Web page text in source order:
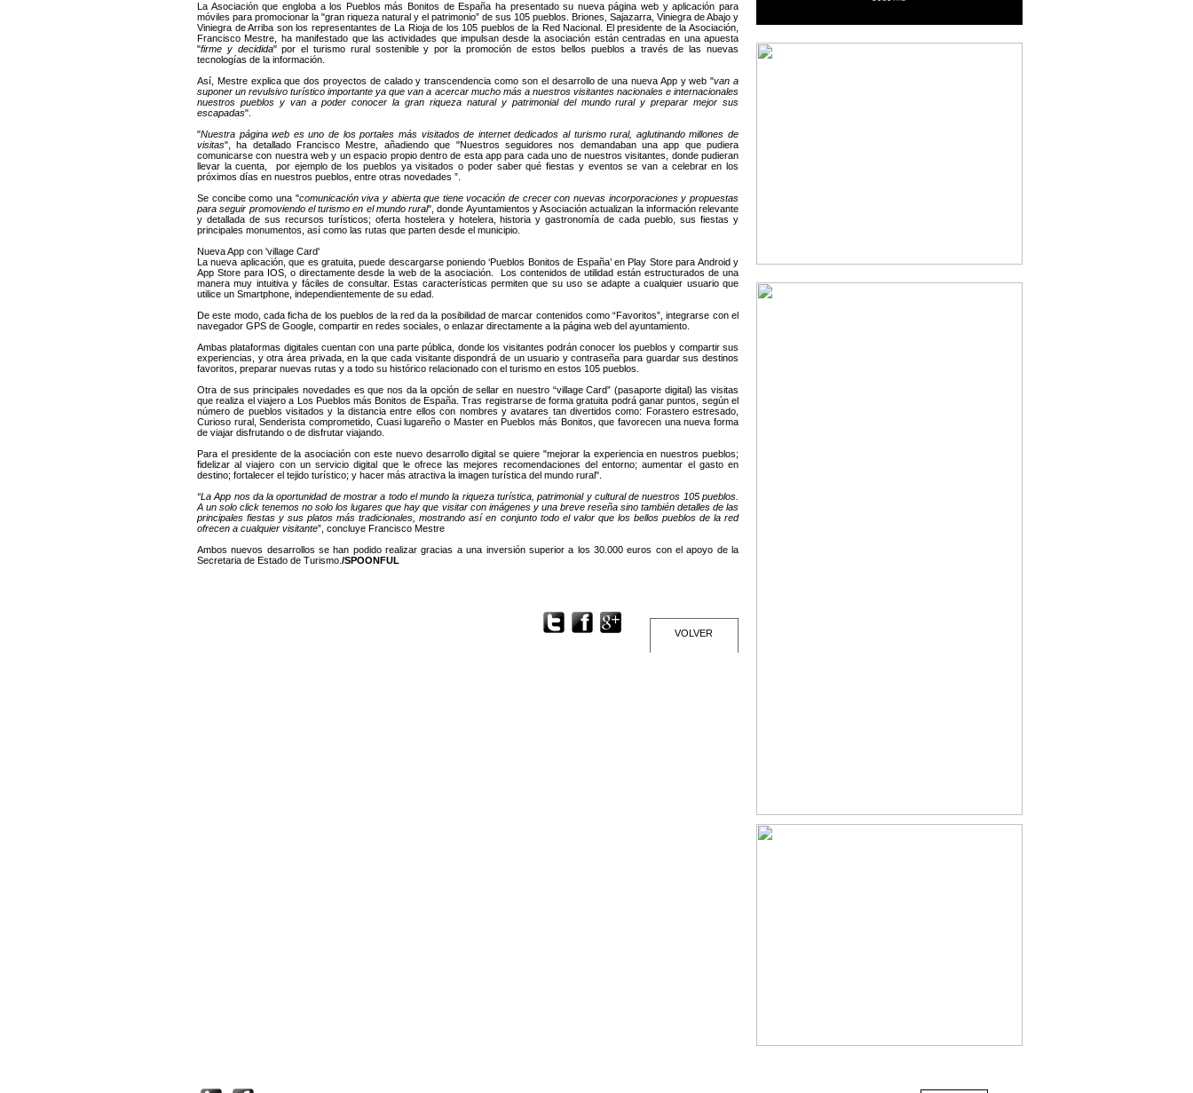
La Asociación que engloba a los Pueblos más Bonitos de España ha presentado su nueva página web y aplicación para
móviles para promocionar la "gran riqueza natural y el patrimonio” de sus 105 pueblos. Briones, Sajazarra, Viniegra de Abajo y
Viniegra de Arriba son los representantes de La Rioja de los 105 pueblos de la Red Nacional. El presidente de la Asociación,
Francisco Mestre, ha manifestado que las actividades que impulsan desde la asociación están centradas en una apuesta
"firme y decidida" por el turismo rural sostenible y por la promoción de estos bellos pueblos a través de las nuevas
tecnologías de la información.
Así, Mestre explica que dos proyectos de calado y transcendencia como son el desarrollo de una nueva App y web "van a
suponer un revulsivo turístico importante ya que van a acercar mucho más a nuestros visitantes nacionales e internacionales
nuestros pueblos y van a poder conocer la gran riqueza natural y patrimonial del mundo rural y preparar mejor sus
escapadas".
"Nuestra página web es uno de los portales más visitados de internet dedicados al turismo rural, aglutinando millones de
visitas", ha detallado Francisco Mestre, añadiendo que "Nuestros seguidores nos demandaban una app que pudiera
comunicarse con nuestra web y un espacio propio dentro de esta app para cada uno de nuestros visitantes, donde pudieran
llevar la cuenta, por ejemplo de los pueblos ya visitados o poder saber qué fiestas y eventos se van a celebrar en los
próximos días en nuestros pueblos, entre otras novedades ”.
Se concibe como una "comunicación viva y abierta que tiene vocación de crecer con nuevas incorporaciones y propuestas
para seguir promoviendo el turismo en el mundo rural", donde Ayuntamientos y Asociación actualizan la información relevante
y detallada de sus recursos turísticos; oferta hostelera y hotelera, historia y gastronomía de cada pueblo, sus fiestas y
principales monumentos, así como las rutas que parten desde el municipio.
Nueva App con 'village Card'
La nueva aplicación, que es gratuita, puede descargarse poniendo ‘Pueblos Bonitos de España’ en Play Store para Android y
App Store para IOS, o directamente desde la web de la asociación. Los contenidos de utilidad están estructurados de una
manera muy intuitiva y fáciles de consultar. Estas características permiten que su uso se adapte a cualquier usuario que
utilice un Smartphone, independientemente de su edad.
De este modo, cada ficha de los pueblos de la red da la posibilidad de marcar contenidos como “Favoritos”, integrarse con el
navegador GPS de Google, compartir en redes sociales, o enlazar directamente a la página web del ayuntamiento.
Ambas plataformas digitales cuentan con una parte pública, donde los visitantes podrán conocer los pueblos y compartir sus
experiencias, y otra área privada, en la que cada visitante dispondrá de un usuario y contraseña para guardar sus destinos
favoritos, preparar nuevas rutas y a todo su histórico relacionado con el turismo en estos 105 pueblos.
Otra de sus principales novedades es que nos da la opción de sellar en nuestro “village Card” (pasaporte digital) las visitas
que realiza el viajero a Los Pueblos más Bonitos de España. Tras registrarse de forma gratuita podrá ganar puntos, según el
número de pueblos visitados y la distancia entre ellos con nombres y avatares tan divertidos como: Forastero estresado,
Curioso rural, Senderista comprometido, Cuasi lugareño o Master en Pueblos más Bonitos, que favorecen una nueva forma
de viajar disfrutando o de disfrutar viajando.
Para el presidente de la asociación con este nuevo desarrollo digital se quiere "mejorar la experiencia en nuestros pueblos;
fidelizar al viajero con un servicio digital que le ofrece las mejores recomendaciones del entorno; aumentar el gasto en
destino; fortalecer el tejido turístico; y hacer más atractiva la imagen turística del mundo rural".
“La App nos da la oportunidad de mostrar a todo el mundo la riqueza turística, patrimonial y cultural de nuestros 105 pueblos.
A un solo click tenemos no solo los lugares que hay que visitar con imágenes y una breve reseña sino también detalles de las
principales fiestas y sus platos más tradicionales, mostrando así en conjunto todo el valor que los bellos pueblos de la red
ofrecen a cualquier visitante”, concluye Francisco Mestre
Ambos nuevos desarrollos se han podido realizar gracias a una inversión superior a los 30.000 euros con el apoyo de la
Secretaria de Estado de Turismo. /SPOONFUL
VOLVER